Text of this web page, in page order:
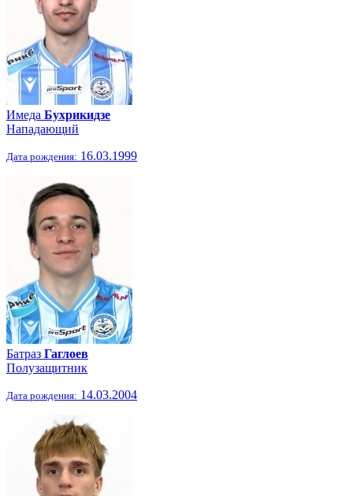
Имеда Бухрикидзе
Нападающий
Дата рождения: 16.03.1999
Батраз Гаглоев
Полузащитник
Дата рождения: 14.03.2004